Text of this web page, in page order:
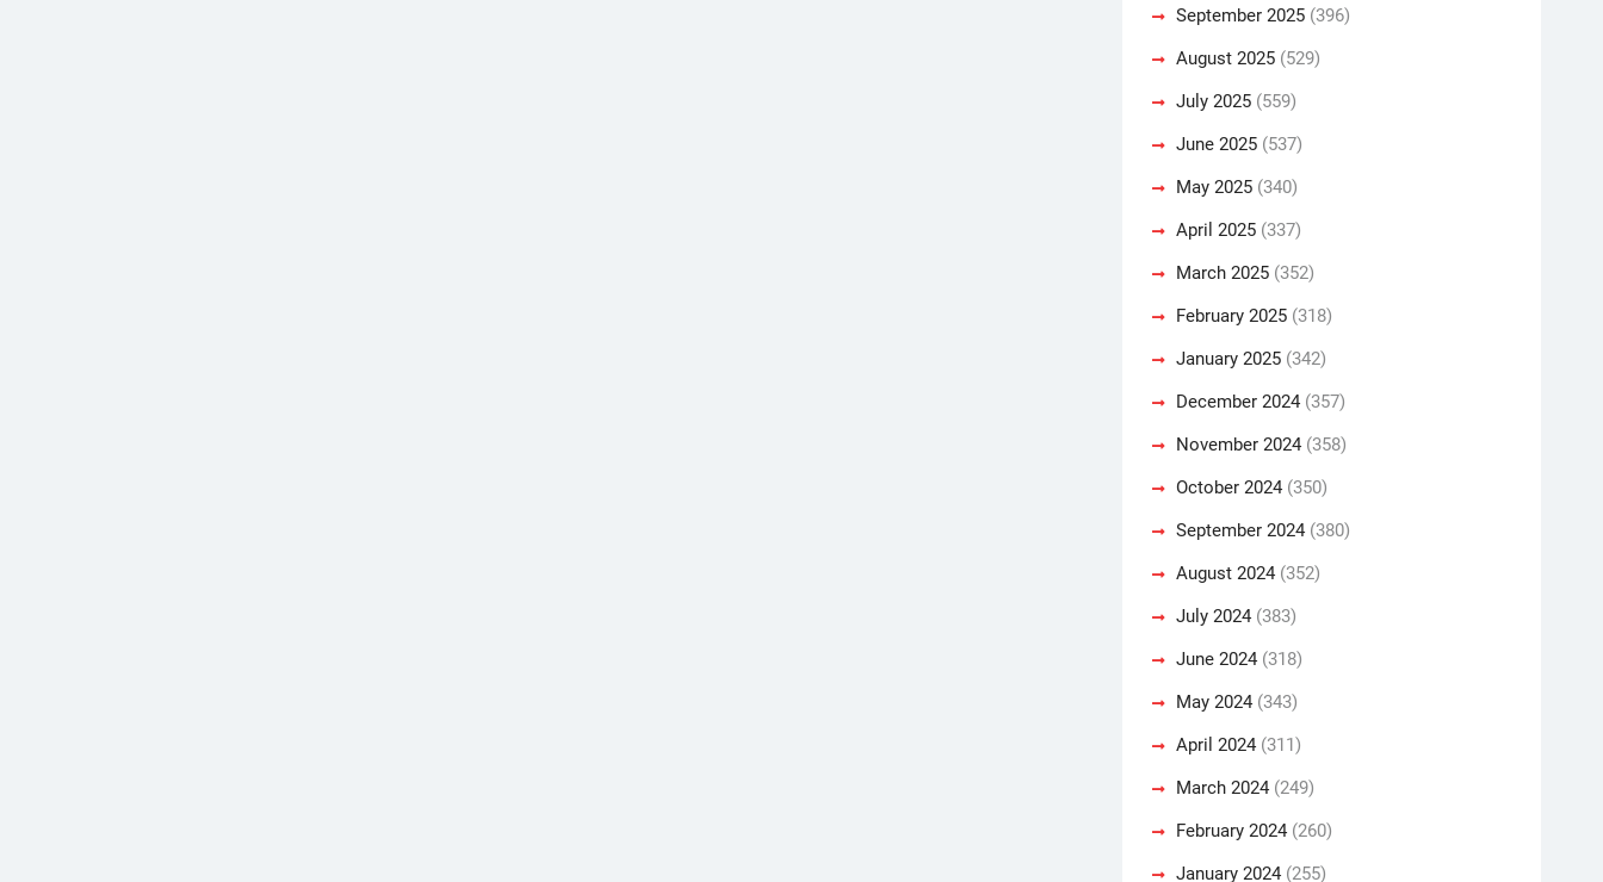
September 2025 (396)
August 2025 (529)
July 2025 (559)
June 2025 (537)
May 2025 (340)
April 2025 (337)
March 2025 (352)
February 2025 (318)
January 2025 (342)
December 2024 (357)
November 2024 (358)
October 2024 (350)
September 2024 (380)
August 2024 (352)
July 2024 (383)
June 2024 (318)
May 2024 (343)
April 2024 (311)
March 2024 (249)
February 2024 (260)
January 2024 (255)